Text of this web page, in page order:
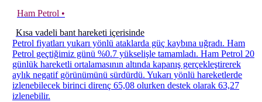
Ham Petrol •
Kısa vadeli bant hareketi içerisinde
Petrol fiyatları yukarı yönlü ataklarda güç kaybına uğradı. Ham
Petrol geçtiğimiz günü %0.7 yükselişle tamamladı. Ham Petrol 20
günlük hareketli ortalamasının altında kapanış gerçekleştirerek
aylık negatif görünümünü sürdürdü. Yukarı yönlü hareketlerde
izlenebilecek birinci direnç 65,08 olurken destek olarak 63,27
izlenebilir.